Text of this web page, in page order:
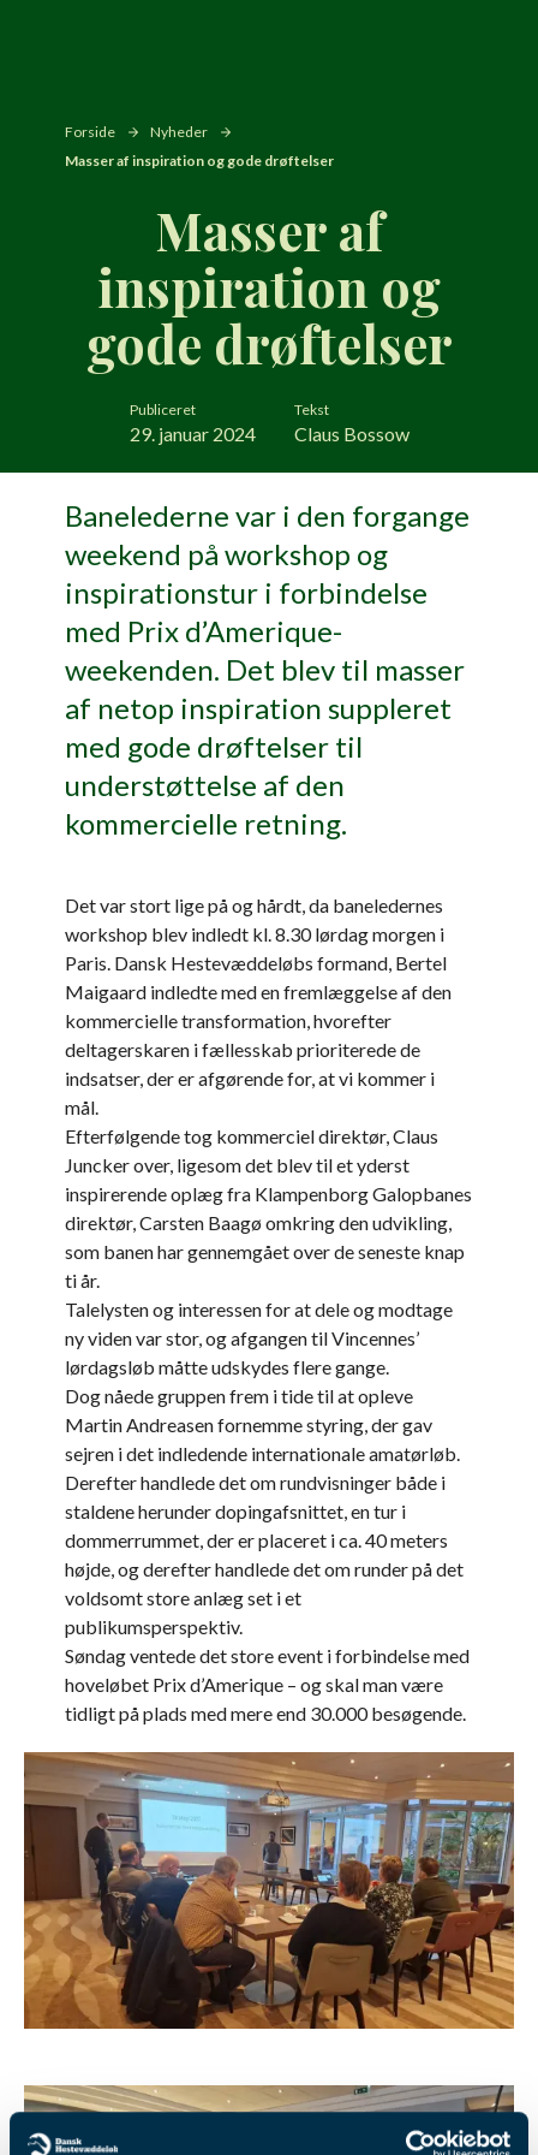
Forside
Nyheder
Masser af inspiration og gode drøftelser
Masser af
inspiration og
gode drøftelser
Publiceret
29. januar 2024
Tekst
Claus Bossow
Banelederne var i den forgange
weekend på workshop og
inspirationstur i forbindelse
med Prix d’Amerique-
weekenden. Det blev til masser
af netop inspiration suppleret
med gode drøftelser til
understøttelse af den
kommercielle retning.
Det var stort lige på og hårdt, da baneledernes
workshop blev indledt kl. 8.30 lørdag morgen i
Paris. Dansk Hestevæddeløbs formand, Bertel
Maigaard indledte med en fremlæggelse af den
kommercielle transformation, hvorefter
deltagerskaren i fællesskab prioriterede de
indsatser, der er afgørende for, at vi kommer i
mål.
Efterfølgende tog kommerciel direktør, Claus
Juncker over, ligesom det blev til et yderst
inspirerende oplæg fra Klampenborg Galopbanes
direktør, Carsten Baagø omkring den udvikling,
som banen har gennemgået over de seneste knap
ti år.
Talelysten og interessen for at dele og modtage
ny viden var stor, og afgangen til Vincennes’
lørdagsløb måtte udskydes flere gange.
Dog nåede gruppen frem i tide til at opleve
Martin Andreasen fornemme styring, der gav
sejren i det indledende internationale amatørløb.
Derefter handlede det om rundvisninger både i
staldene herunder dopingafsnittet, en tur i
dommerrummet, der er placeret i ca. 40 meters
højde, og derefter handlede det om runder på det
voldsomt store anlæg set i et
publikumsperspektiv.
Søndag ventede det store event i forbindelse med
hoveløbet Prix d’Amerique – og skal man være
tidligt på plads med mere end 30.000 besøgende.